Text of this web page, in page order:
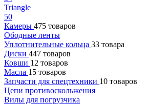
Triangle
50
Камеры 475 товаров
Ободные ленты
Уплотнительные кольца 33 товара
Диски 447 товаров
Ковши 12 товаров
Масла 15 товаров
Запчасти для спецтехники 10 товаров
Цепи противоскольжения
Вилы для погрузчика